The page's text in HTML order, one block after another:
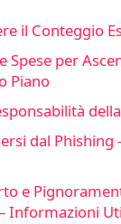
il Conteggio
Spese per
Piano
dal Phishing
e
Informazioni